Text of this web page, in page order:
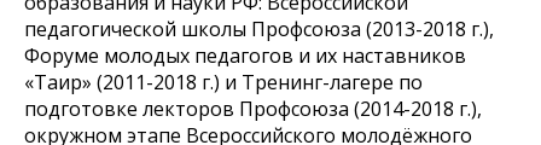
педагогической школы Профсоюза (2013-2018 г.),
Форуме молодых педагогов и их наставников
«Таир» (2011-2018 г.) и Тренинг-лагере по
подготовке лекторов Профсоюза (2014-2018 г.),
окружном этапе Всероссийского молодёжного